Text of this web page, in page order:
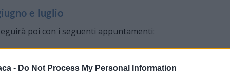
- Do Not Process My Personal Information
e luglio
poi con i seguenti appuntamenti:
Mauro in Varcavello andrà in scena “La terra degli Ulivi”,
anche da anteprima “Aspettando il Premio Vermentino”.